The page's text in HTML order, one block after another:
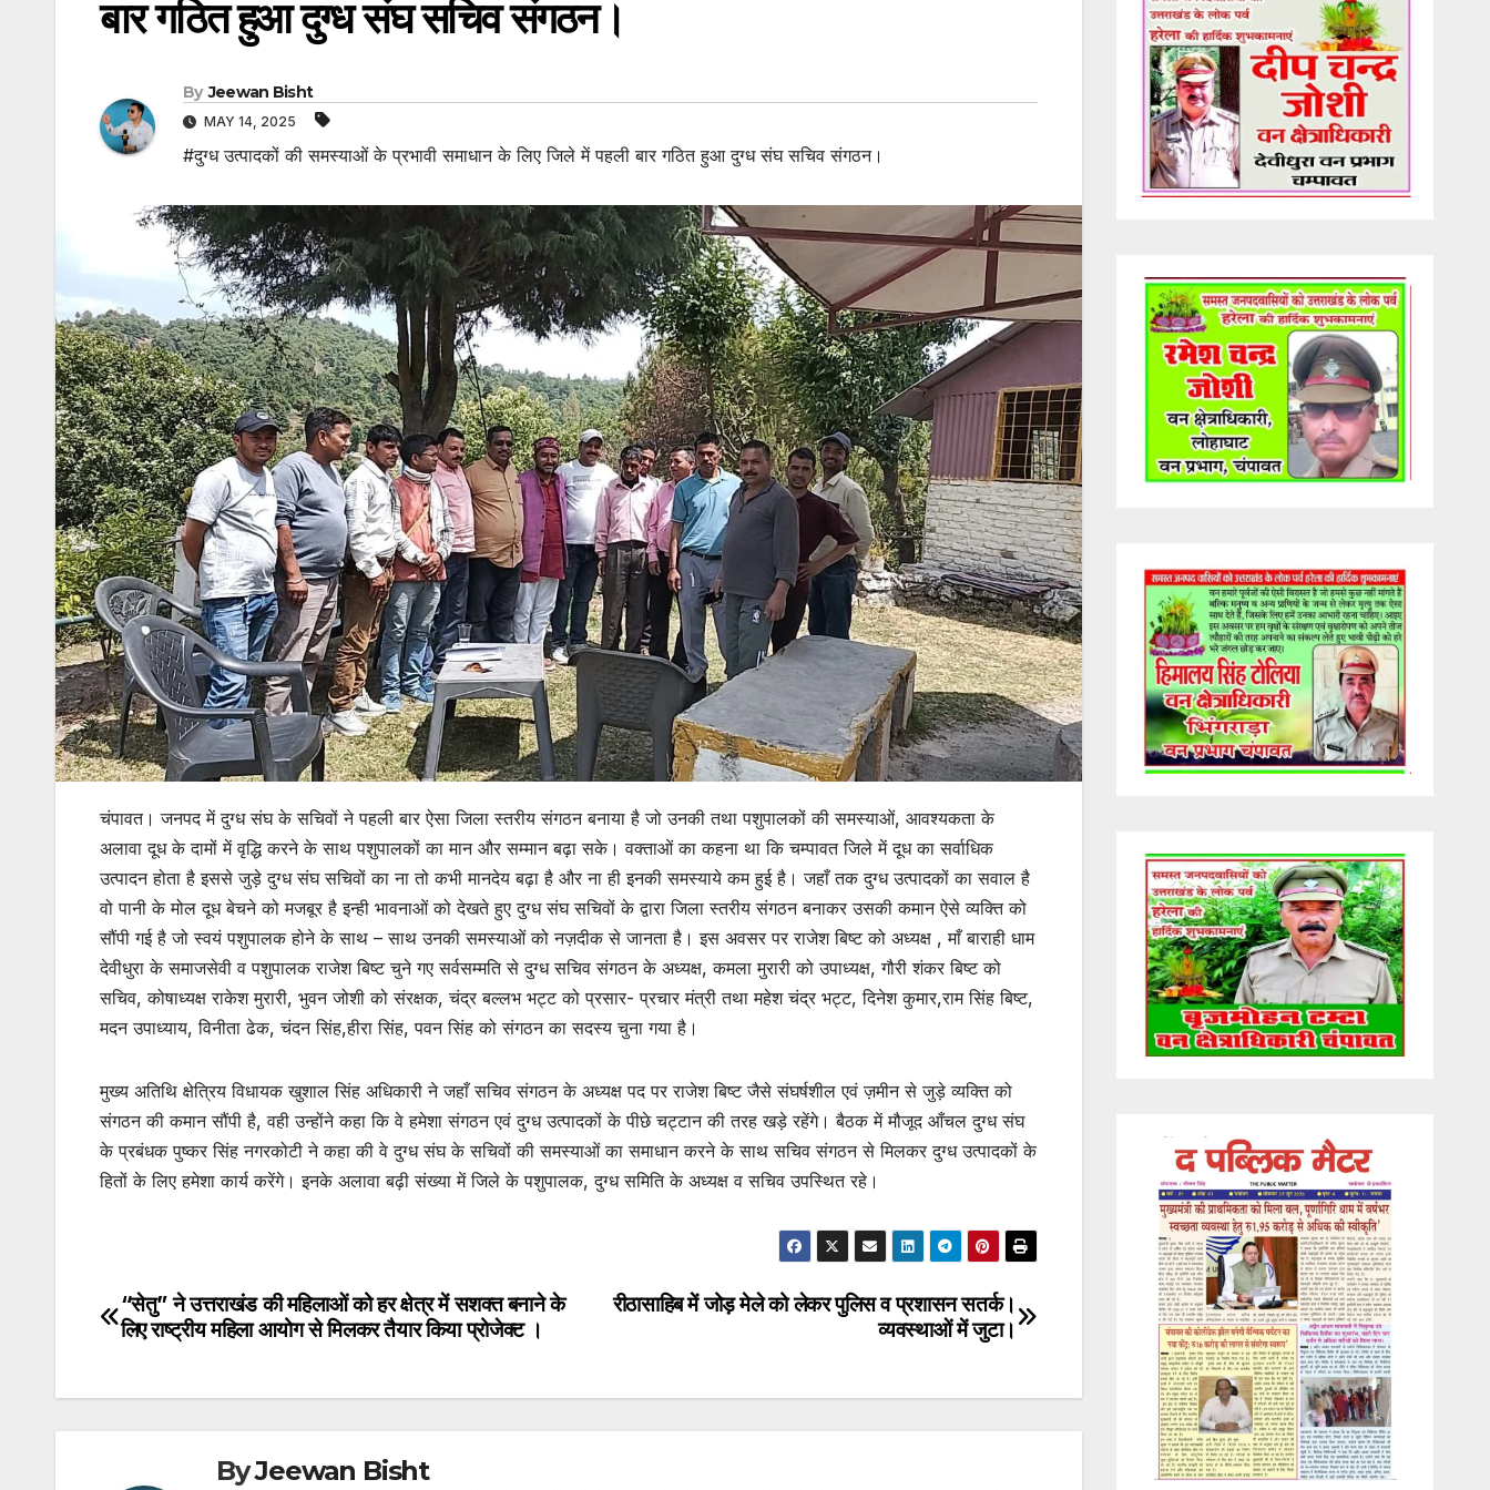
बार गठित हुआ दुग्ध संघ सचिव संगठन।
By Jeewan Bisht
MAY 14, 2025
#दुग्ध उत्पादकों की समस्याओं के प्रभावी समाधान के लिए जिले में पहली बार गठित हुआ दुग्ध संघ सचिव संगठन।
चंपावत। जनपद में दुग्ध संघ के सचिवों ने पहली बार ऐसा जिला स्तरीय संगठन बनाया है जो उनकी तथा पशुपालकों की समस्याओं, आवश्यकता के
अलावा दूध के दामों में वृद्धि करने के साथ पशुपालकों का मान और सम्मान बढ़ा सके। वक्ताओं का कहना था कि चम्पावत जिले में दूध का सर्वाधिक
उत्पादन होता है इससे जुड़े दुग्ध संघ सचिवों का ना तो कभी मानदेय बढ़ा है और ना ही इनकी समस्याये कम हुई है। जहाँ तक दुग्ध उत्पादकों का सवाल है
वो पानी के मोल दूध बेचने को मजबूर है इन्ही भावनाओं को देखते हुए दुग्ध संघ सचिवों के द्वारा जिला स्तरीय संगठन बनाकर उसकी कमान ऐसे व्यक्ति को
सौंपी गई है जो स्वयं पशुपालक होने के साथ – साथ उनकी समस्याओं को नज़दीक से जानता है। इस अवसर पर राजेश बिष्ट को अध्यक्ष , माँ बाराही धाम
देवीधुरा के समाजसेवी व पशुपालक राजेश बिष्ट चुने गए सर्वसम्मति से दुग्ध सचिव संगठन के अध्यक्ष, कमला मुरारी को उपाध्यक्ष, गौरी शंकर बिष्ट को
सचिव, कोषाध्यक्ष राकेश मुरारी, भुवन जोशी को संरक्षक, चंद्र बल्लभ भट्ट को प्रसार- प्रचार मंत्री तथा महेश चंद्र भट्ट, दिनेश कुमार,राम सिंह बिष्ट,
मदन उपाध्याय, विनीता ढेक, चंदन सिंह,हीरा सिंह, पवन सिंह को संगठन का सदस्य चुना गया है।
मुख्य अतिथि क्षेत्रिय विधायक खुशाल सिंह अधिकारी ने जहाँ सचिव संगठन के अध्यक्ष पद पर राजेश बिष्ट जैसे संघर्षशील एवं ज़मीन से जुड़े व्यक्ति को
संगठन की कमान सौंपी है, वही उन्होंने कहा कि वे हमेशा संगठन एवं दुग्ध उत्पादकों के पीछे चट्टान की तरह खड़े रहेंगे। बैठक में मौजूद आँचल दुग्ध संघ
के प्रबंधक पुष्कर सिंह नगरकोटी ने कहा की वे दुग्ध संघ के सचिवों की समस्याओं का समाधान करने के साथ सचिव संगठन से मिलकर दुग्ध उत्पादकों के
हितों के लिए हमेशा कार्य करेंगे। इनके अलावा बढ़ी संख्या में जिले के पशुपालक, दुग्ध समिति के अध्यक्ष व सचिव उपस्थित रहे।
Post
रीठासाहिब में जोड़ मेले को लेकर पुलिस व प्रशासन सतर्क।
व्यवस्थाओं में जुटा।
“सेतु” ने उत्तराखंड की महिलाओं को हर क्षेत्र में सशक्त बनाने के
लिए राष्ट्रीय महिला आयोग से मिलकर तैयार किया प्रोजेक्ट ।
ByJeewan Bisht